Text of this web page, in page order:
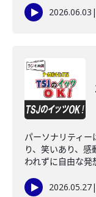
2026.06.03 |
パーソナリティ
り、笑いあり、
われずに自由な発
2026.05.27|